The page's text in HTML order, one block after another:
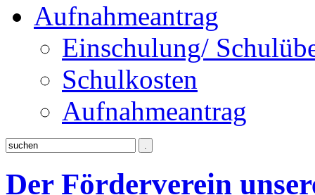
Aufnahmeantrag
Einschulung/
Schulkosten
Aufnahmeantrag
Der Förderverein